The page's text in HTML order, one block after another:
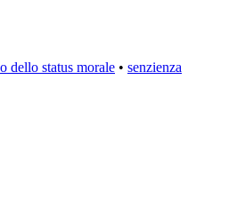
dello status morale • senzienza